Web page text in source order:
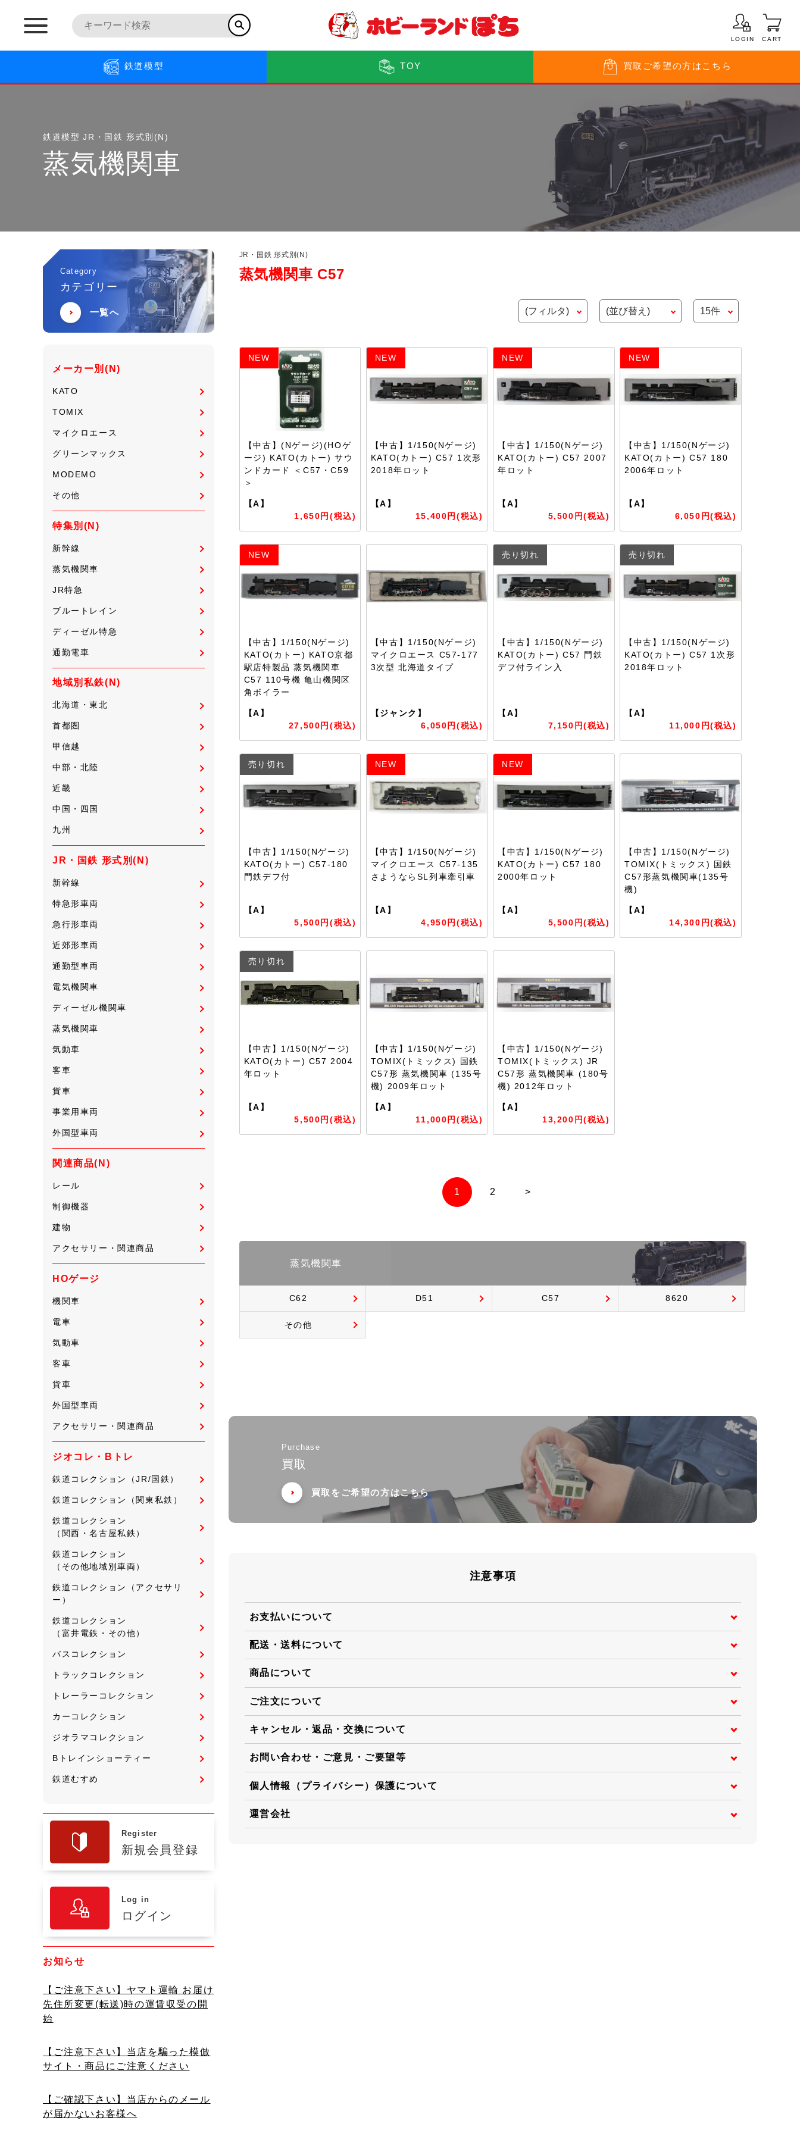
LOGIN CART
鉄道模型 TOY 買取 ご希望の方はこちら
鉄道模型 JR・国鉄 形式別(N)
蒸気機関車
Category
カテゴリー
一覧へ
メーカー別(N)
KATO
TOMIX
マイクロエース
グリーンマックス
MODEMO
その他
特集別(N)
新幹線
蒸気機関車
JR特急
ブルートレイン
ディーゼル特急
通勤電車
地域別私鉄(N)
北海道・東北
首都圏
甲信越
中部・北陸
近畿
中国・四国
九州
JR・国鉄 形式別(N)
新幹線
特急形車両
急行形車両
近郊形車両
通勤型車両
電気機関車
ディーゼル機関車
蒸気機関車
気動車
客車
貨車
事業用車両
外国型車両
関連商品(N)
レール
制御機器
建物
アクセサリー・関連商品
HOゲージ
機関車
電車
気動車
客車
貨車
外国型車両
アクセサリー・関連商品
ジオコレ・Bトレ
鉄道コレクション（JR/国鉄）
鉄道コレクション（関東私鉄）
鉄道コレクション
（関西・名古屋私鉄）
鉄道コレクション
（その他地域別車両）
鉄道コレクション（アクセサリ
ー）
鉄道コレクション
（富井電鉄・その他）
バスコレクション
トラックコレクション
トレーラーコレクション
カーコレクション
ジオラマコレクション
Bトレインショーティー
鉄道むすめ
Register
新規会員登録
Log in
ログイン
お知らせ
【ご注意下さい】ヤマト運輸 お届け
先住所変更(転送)時の運賃収受の開
始
【ご注意下さい】当店を騙った模倣
サイト・商品にご注意ください
【ご確認下さい】当店からのメール
が届かないお客様へ
JR・国鉄 形式別(N)
蒸気機関車 C57
NEW
【中古】(Nゲージ)(HOゲ
ージ) KATO(カトー) サウ
ンドカード ＜C57・C59
＞
【A】
1,650円(税込)
NEW
【中古】1/150(Nゲージ)
KATO(カトー) C57 1次形
2018年ロット
【A】
15,400円(税込)
NEW
【中古】1/150(Nゲージ)
KATO(カトー) C57 2007
年ロット
【A】
5,500円(税込)
NEW
【中古】1/150(Nゲージ)
KATO(カトー) C57 180
2006年ロット
【A】
6,050円(税込)
NEW
【中古】1/150(Nゲージ)
KATO(カトー) KATO京都
駅店特製品 蒸気機関車
C57 110号機 亀山機関区
角ボイラー
【A】
27,500円(税込)
【中古】1/150(Nゲージ)
マイクロエース C57-177
3次型 北海道タイプ
【ジャンク】
6,050円(税込)
売り切れ
【中古】1/150(Nゲージ)
KATO(カトー) C57 門鉄
デフ付ライン入
【A】
7,150円(税込)
売り切れ
【中古】1/150(Nゲージ)
KATO(カトー) C57 1次形
2018年ロット
【A】
11,000円(税込)
売り切れ
【中古】1/150(Nゲージ)
KATO(カトー) C57-180
門鉄デフ付
【A】
5,500円(税込)
NEW
【中古】1/150(Nゲージ)
マイクロエース C57-135
さようならSL列車牽引車
【A】
4,950円(税込)
NEW
【中古】1/150(Nゲージ)
KATO(カトー) C57 180
2000年ロット
【A】
5,500円(税込)
【中古】1/150(Nゲージ)
TOMIX(トミックス) 国鉄
C57形蒸気機関車(135号
機)
【A】
14,300円(税込)
売り切れ
【中古】1/150(Nゲージ)
KATO(カトー) C57 2004
年ロット
【A】
5,500円(税込)
【中古】1/150(Nゲージ)
TOMIX(トミックス) 国鉄
C57形 蒸気機関車 (135号
機) 2009年ロット
【A】
11,000円(税込)
【中古】1/150(Nゲージ)
TOMIX(トミックス) JR
C57形 蒸気機関車 (180号
機) 2012年ロット
【A】
13,200円(税込)
1 2 >
蒸気機関車
C62 D51 C57 8620
その他
Purchase
買取
買取をご希望の方はこちら
注意事項
お支払いについて
配送・送料について
商品について
ご注文について
キャンセル・返品・交換について
お問い合わせ・ご意見・ご要望等
個人情報（プライバシー）保護について
運営会社